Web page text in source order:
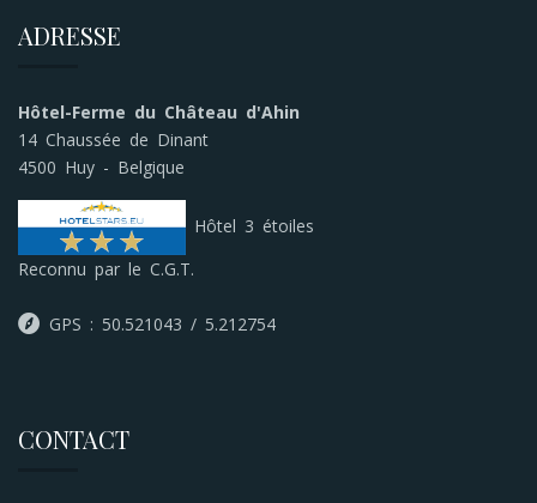
ADRESSE
Hôtel-Ferme du Château d'Ahin
14 Chaussée de Dinant
4500 Huy - Belgique
Hôtel 3 étoiles
Reconnu par le C.G.T.
GPS : 50.521043 / 5.212754
CONTACT